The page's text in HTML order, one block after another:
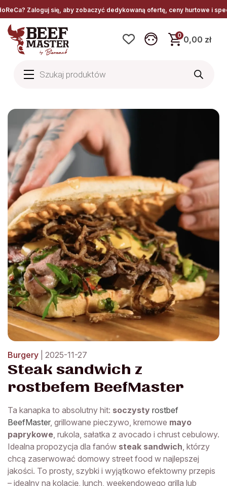
aby zobaczyć dedykowaną ofertę, ceny hurtowe i specjalne warunki
produktów
0 0,00 zł
Burgery | 2025-11-27
Steak sandwich z
rostbefem BeefMaster
Ta kanapka to absolutny hit: soczysty rostbef
BeefMaster, grillowane pieczywo, kremowe mayo
paprykowe, rukola, sałatka z avocado i chrust cebulowy.
Idealna propozycja dla fanów steak sandwich, którzy
chcą zaserwować domowy street food w najlepszej
jakości. To prosty, szybki i wyjątkowo efektowny przepis
– idealny na kolację, lunch, weekendowego grilla lub